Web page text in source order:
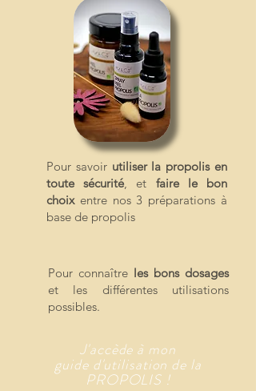
Pour savoir utiliser la propolis en
toute sécurité, et faire le bon
choixentre nos 3 préparations à
base de propolis
Pour connaître les bons dosages
et les différentes utilisations
possibles.
J'accède à mon
guide d'utilisation de la
PROPOLIS !